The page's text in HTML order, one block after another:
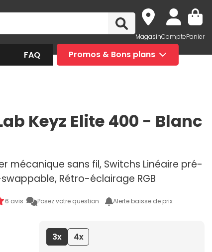
MagasinComptePanier
FAQ Promos & Bons plans
Keyz Elite 400 - Blanc
mécanique sans fil, Switchs Linéaire pré-
Rétro-éclairage RGB
6 avis Posez votre question Alerte baisse de prix
3x
4x